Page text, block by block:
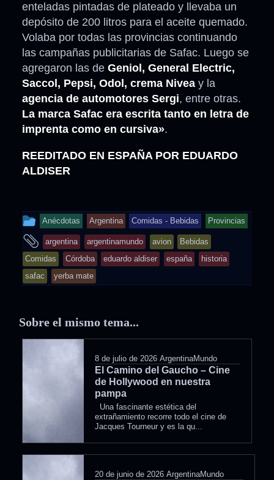
enteladas pintadas de plateado y llevaba un
depósito de 200 litros para el aceite quemado.
Volaba por todas las provincias continuando
las campañas publicitarias de Safac. Luego se
agregaron las de Geniol, General Electric,
Saccol, Pepsi, Odol, crema Nivea y la
agencia de automotores Sergi, entre otras.
La marca Safac era escrita tanto en letra de
imprenta como en cursiva».
REEDITADO EN ESPAÑA POR EDUARDO
ALDISER
This
entry
was
posted
in
Anécdotas Argentina Comidas - Bebidas Provincias
and
tagged
argentina argentinamundo avion
Bebidas
Comidas
Córdoba eduardo aldiser españa
historia
safac
yerba mate
Sobre el mismo tema...
8 de julio de 2026 ArgentinaMundo
El Camino del Gaucho – Cine
de Hollywood en nuestra
pampa
Una fascinante estética del
extrañamiento recorre todo el cine de
Jacques Tourneur y es la qu...
20 de junio de 2026 ArgentinaMundo